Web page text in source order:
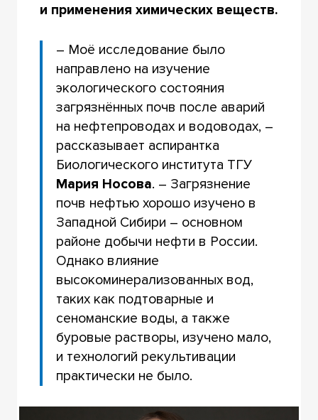
и применения химических веществ.
– Моё исследование было
направлено на изучение
экологического состояния
загрязнённых почв после аварий
на нефтепроводах и водоводах, –
рассказывает аспирантка
Биологического института ТГУ
Мария Носова. – Загрязнение
почв нефтью хорошо изучено в
Западной Сибири – основном
районе добычи нефти в России.
Однако влияние
высокоминерализованных вод,
таких как подтоварные и
сеноманские воды, а также
буровые растворы, изучено мало,
и технологий рекультивации
практически не было.